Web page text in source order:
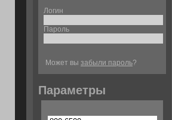
Логин
Пароль
Может вы забыли пароль?
Параметры